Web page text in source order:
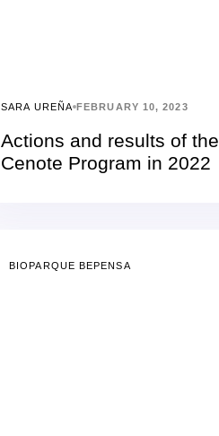
SARA UREÑA FEBRUARY 10, 2023
Actions and results of the
Cenote Program in 2022
BIOPARQUE BEPENSA